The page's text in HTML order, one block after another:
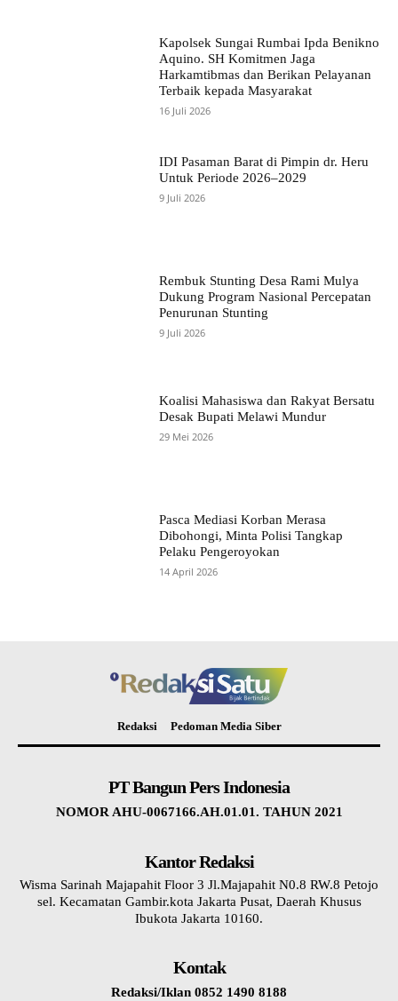
Kapolsek Sungai Rumbai Ipda Benikno
Aquino. SH Komitmen Jaga
Harkamtibmas dan Berikan Pelayanan
Terbaik kepada Masyarakat
16 Juli 2026
IDI Pasaman Barat di Pimpin dr. Heru
Untuk Periode 2026–2029
9 Juli 2026
Rembuk Stunting Desa Rami Mulya
Dukung Program Nasional Percepatan
Penurunan Stunting
9 Juli 2026
Koalisi Mahasiswa dan Rakyat Bersatu
Desak Bupati Melawi Mundur
29 Mei 2026
Pasca Mediasi Korban Merasa
Dibohongi, Minta Polisi Tangkap
Pelaku Pengeroyokan
14 April 2026
Redaksi Pedoman Media Siber
PT Bangun Pers Indonesia
NOMOR AHU-0067166.AH.01.01. TAHUN 2021
Kantor Redaksi
Wisma Sarinah Majapahit Floor 3 Jl.Majapahit N0.8 RW.8 Petojo
sel. Kecamatan Gambir.kota Jakarta Pusat, Daerah Khusus
Ibukota Jakarta 10160.
Kontak
Redaksi/Iklan 0852 1490 8188